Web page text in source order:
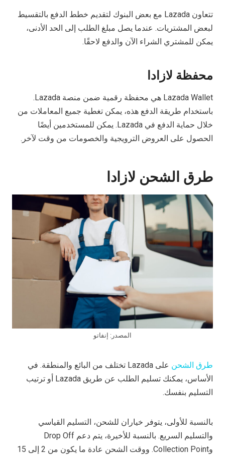
تتعاون Lazada مع بعض البنوك لتقديم خطط الدفع بالتقسيط
لبعض المشتريات. عندما يصل مبلغ الطلب إلى الحد الأدنى،
يمكن للمشتري الشراء الآن والدفع لاحقًا.
محفظة لازادا
Lazada Wallet هي محفظة رقمية ضمن منصة Lazada.
باستخدام طريقة الدفع هذه، يمكن تغطية جميع المعاملات من
خلال حماية الدفع في Lazada. يمكن للمستخدمين أيضًا
الحصول على العروض الترويجية والخصومات من وقت لآخر.
طرق الشحن لازادا
المصدر: إنفاتو
طرق الشحن
على Lazada تختلف من البائع والمنطقة. في
الأساس، يمكنك تسليم الطلب عن طريق Lazada أو ترتيب
التسليم بنفسك.
بالنسبة للأولى، يتوفر خياران للشحن، التسليم القياسي
والتسليم السريع. بالنسبة للأخيرة، يتم دعم Drop Off
وCollection Point. ووقت الشحن عادة ما يكون من 2 إلى 15